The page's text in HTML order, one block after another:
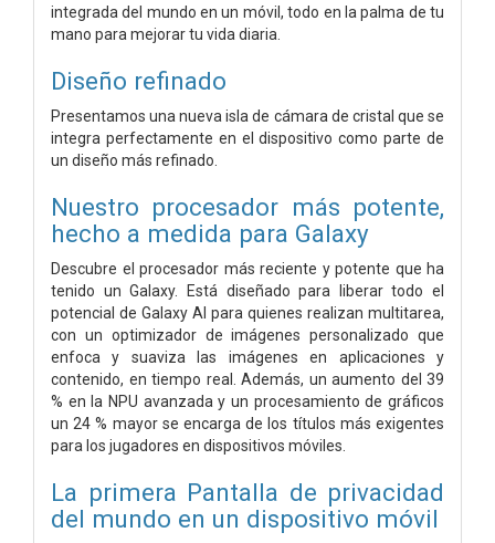
integrada del mundo en un móvil, todo en la palma de tu
mano para mejorar tu vida diaria.
Diseño refinado
Presentamos una nueva isla de cámara de cristal que se
integra perfectamente en el dispositivo como parte de
un diseño más refinado.
Nuestro procesador más potente,
hecho a medida para Galaxy
Descubre el procesador más reciente y potente que ha
tenido un Galaxy. Está diseñado para liberar todo el
potencial de Galaxy AI para quienes realizan multitarea,
con un optimizador de imágenes personalizado que
enfoca y suaviza las imágenes en aplicaciones y
contenido, en tiempo real. Además, un aumento del 39
% en la NPU avanzada y un procesamiento de gráficos
un 24 % mayor se encarga de los títulos más exigentes
para los jugadores en dispositivos móviles.
La primera Pantalla de privacidad
del mundo en un dispositivo móvil